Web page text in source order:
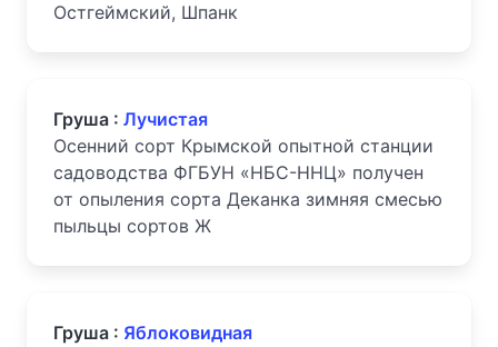
Остгеймский, Шпанк
Груша : Лучистая
Осенний сорт Крымской опытной станции
садоводства ФГБУН «НБС-ННЦ» получен
от опыления сорта Деканка зимняя смесью
пыльцы сортов Ж
Груша : Яблоковидная